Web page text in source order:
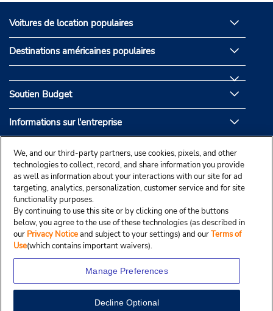
Voitures de location populaires
Destinations américaines populaires
Soutien Budget
Informations sur l'entreprise
Partenaires de Budget
We, and our third-party partners, use cookies, pixels, and other
technologies to collect, record, and share information you provide
as well as information about your interactions with our site for ad
targeting, analytics, personalization, customer service and for site
functionality purposes.
By continuing to use this site or by clicking one of the buttons
below, you agree to the use of these technologies (as described in
our Privacy Noticeand subject to your settings) and ourTerms of
Use(which contains important waivers).
Manage Preferences
Decline Optional